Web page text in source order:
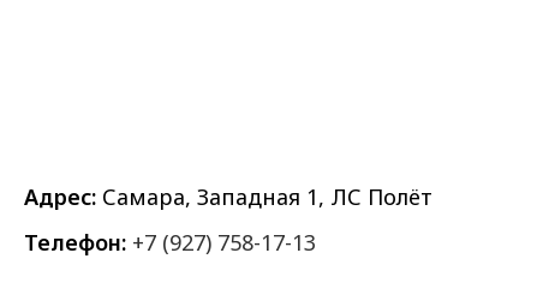
Адрес: Самара, Западная 1, ЛС Полёт
Телефон: +7 (927) 758-17-13